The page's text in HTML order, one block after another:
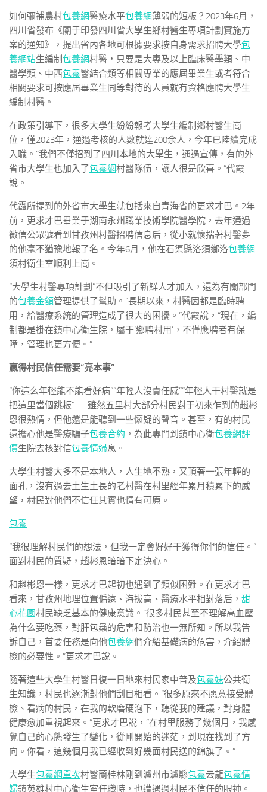
如何彌補農村包養網醫療水平包養網薄弱的短板？2023年6月，
四川省發布《關于印發四川省大學生鄉村醫生專項計劃實施方
案的通知》，提出省內各地可根據要求按自身需求招聘大學包
養網站生編制包養網村醫，只要是大專及以上臨床醫學類、中
醫學類、中西包養醫結合類等相關專業的應屆畢業生或者符合
相關要求可按應屆畢業生同等對待的人員就有資格應聘大學生
編制村醫。
在政策引導下，很多大學生紛紛報考大學生編制鄉村醫生崗
位，僅2023年，通過考核的人數就達200余人，今年已陸續完成
入職。“我們不僅招到了四川本地的大學生，通過宣傳，有的外
省市大學生也加入了包養網村醫隊伍，讓人很是欣喜。”代霞
說。
代霞所提到的外省市大學生就包括來自青海省的更求才巴。2年
前，更求才巴畢業于湖南永州職業技術學院醫學院，去年通過
微信公眾號看到甘孜州村醫招聘信息后，從小就懷揣著村醫夢
的他毫不猶豫地報了名。今年6月，他在石渠縣洛須鄉洛包養網
須村衛生室順利上崗。
“大學生村醫專項計劃”不但吸引了新鮮人才加入，還為有關部門
的包養金額管理提供了幫助。“長期以來，村醫因都是臨時聘
用，給醫療系統的管理造成了很大的困擾。”代霞說，“現在，編
制都是掛在鎮中心衛生院，屬于‘鄉聘村用’，不僅應聘者有保
障，管理也更方便。”
贏得村民信任需要“亮本事”
“你這么年輕能不能看好病”“年輕人沒責任感”“年輕人干村醫就是
把這里當個跳板”……雖然五里村大部分村民對于初來乍到的趙彬
恩很熱情，但他還是能聽到一些懷疑的聲音。甚至，有的村民
還擔心他是醫療騙子包養合約 ，為此專門到鎮中心衛包養網評
價生院去核對信包養情婦息。
大學生村醫大多不是本地人，人生地不熟，又頂著一張年輕的
面孔，沒有過去土生土長的老村醫在村里經年累月積累下的威
望，村民對他們不信任其實也情有可原。
包養
“我很理解村民們的想法，但我一定會好好干獲得你們的信任。”
面對村民的質疑，趙彬恩暗暗下定決心。
和趙彬恩一樣，更求才巴起初也遇到了類似困難。在更求才巴
看來，甘孜州地理位置偏遠、海拔高、醫療水平相對落后， 甜
心花園村民缺乏基本的健康意識。“很多村民甚至不理解高血壓
為什么要吃藥，對肝包蟲的危害和防治也一無所知。所以我告
訴自己，首要任務是向他包養網們介紹基礎病的危害，介紹體
檢的必要性。”更求才巴說。
隨著這些大學生村醫日復一日地來村民家中普及包養妹公共衛
生知識，村民也逐漸對他們刮目相看。“很多原來不愿意接受體
檢、看病的村民，在我的軟磨硬泡下，聽從我的建議，對身體
健康愈加重視起來。”更求才巴說，“在村里服務了幾個月，我感
覺自己的心態發生了變化，從剛開始的迷茫，到現在找到了方
向。你看，這幾個月我已經收到好幾面村民送的錦旗了。”
大學生包養網單次村醫蘭桂林剛到瀘州市瀘縣包養云龍包養情
婦鎮英雄村中心衛生室任職時，也遭遇過村民不信任的眼神。